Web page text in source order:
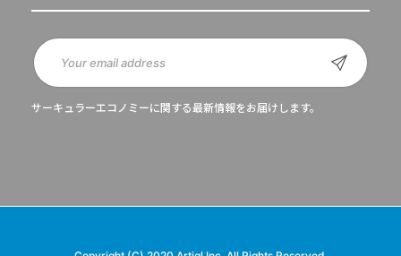
サーキュラーエコノミーに関する最新情報をお届けします。